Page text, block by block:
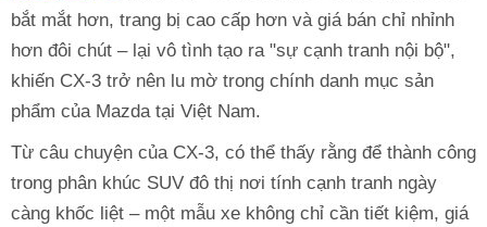
bắt mắt hơn, trang bị cao cấp hơn và giá bán chỉ nhỉnh
hơn đôi chút – lại vô tình tạo ra "sự cạnh tranh nội bộ",
khiến CX-3 trở nên lu mờ trong chính danh mục sản
phẩm của Mazda tại Việt Nam.
Từ câu chuyện của CX-3, có thể thấy rằng để thành công
trong phân khúc SUV đô thị nơi tính cạnh tranh ngày
càng khốc liệt – một mẫu xe không chỉ cần tiết kiệm, giá